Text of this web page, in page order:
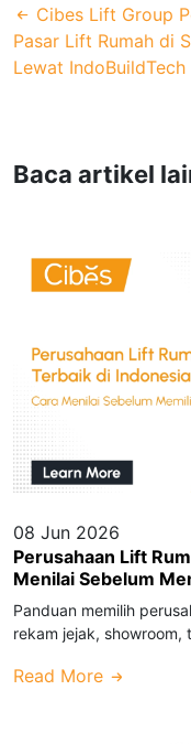
Cibes Lift Group
Pasar Lift Rumah di
Lewat
Baca artikel
08 Jun 2026
Perusahaan Lift
Menilai Sebelum
Panduan memilih
rekam jejak, showroom,
Read More